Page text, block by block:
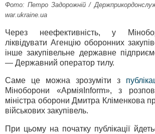
Фото: Петро Задорожній /
war.ukraine.ua
Через неефективність, у
ліквідувати Агенцію оборонних
інше закупівельне державне
— Державний оператор тилу.
Саме це можна зрозуміти з
Міноборони «АрміяInform», з
міністра оборони Дмитра Кліменкова
військових закупівель.
При цьому на початку публікації